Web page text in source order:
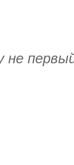
первый